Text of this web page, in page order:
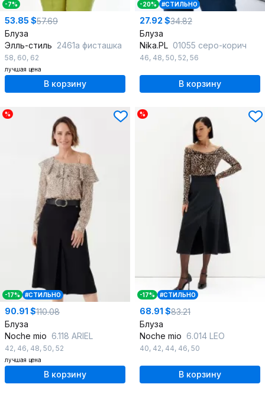
-7%
53.85 $57.69
Блуза
Элль-стиль 2461а фисташка
58, 60, 62
лучшая цена
В корзину
-20% #СТИЛЬНО
27.92 $34.82
Блуза
Nika.PL 01055 серо-корич
46, 48, 50, 52, 56
В корзину
%
-17% #СТИЛЬНО
90.91 $110.08
Блуза
Noche mio 6.118 ARIEL
42, 46, 48, 50, 52
лучшая цена
В корзину
%
-17% #СТИЛЬНО
68.91 $83.21
Блуза
Noche mio 6.014 LEO
40, 42, 44, 46, 50
В корзину